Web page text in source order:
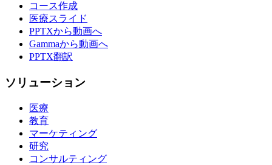
コース作成
医療スライド
PPTXから動画へ
Gammaから動画へ
PPTX翻訳
ソリューション
医療
教育
マーケティング
研究
コンサルティング